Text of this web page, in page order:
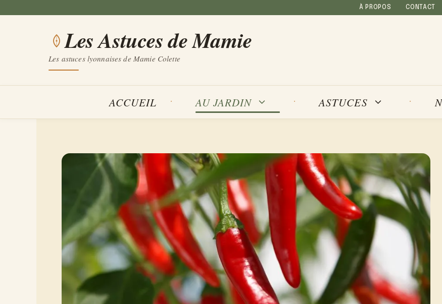
À PROPOS CONTACT
Les Astuces de Mamie
Les astuces lyonnaises de Mamie Colette
ACCUEIL AU JARDIN ASTUCES